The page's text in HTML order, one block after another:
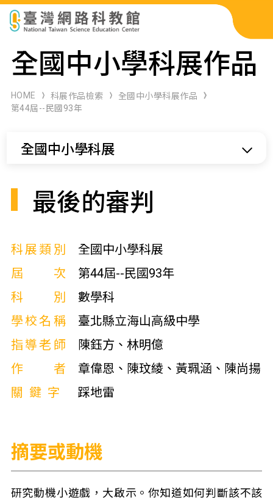
科展作品檢索
科學研習月刊
全國中小學科展作品
HOME 科展作品檢索
全國中小學科展作品
第44屆--民國93年
全國中小學科展
最後的審判
科展類別
全國中小學科展
屆次
第44屆--民國93年
科別
數學科
學校名稱
臺北縣立海山高級中學
指導老師
陳鈺方、林明億
作者
章偉恩、陳玟綾、黃珮涵、陳尚揚
關鍵字
踩地雷
摘要或動機
研究動機小遊戲，大啟示。你知道如何判斷該不該